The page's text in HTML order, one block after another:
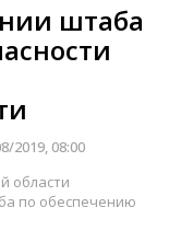
штаба
2019, 08:00
области
по обеспечению